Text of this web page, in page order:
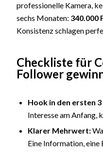
professionelle Kamera,
sechs Monaten: 340.000
Konsistenz schlagen
Checkliste für
Follower
Hook in den ersten 3
Interesse am Anfang,
Klarer Mehrwert:
Eine Information, eine